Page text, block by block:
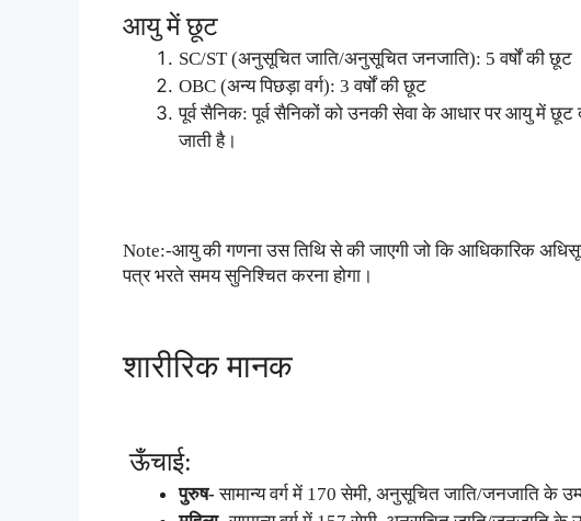
आयु में छूट
SC/ST (अनुसूचित जाति/अनुसूचित जनजाति): 5 वर्षों की छूट
OBC (अन्य पिछड़ा वर्ग): 3 वर्षों की छूट
पूर्व सैनिक: पूर्व सैनिकों को उनकी सेवा के आधार पर आयु में छूट
जाती है।
Note:-आयु की गणना उस तिथि से की जाएगी जो कि आधिकारिक
पत्र भरते समय सुनिश्चित करना होगा।
शारीरिक मानक
ऊँचाई:
पुरुष- सामान्य वर्ग में 170 सेमी, अनुसूचित जाति/जनजाति के